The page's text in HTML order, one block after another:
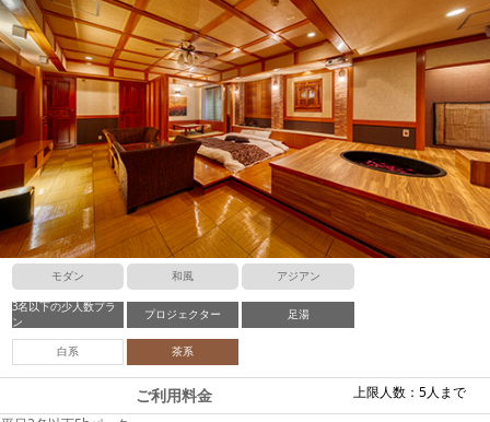
モダン 和風 アジアン
3名以下の少人数プラ
ン
プロジェクター 足湯
白系 茶系
上限人数：5人まで
ご利用料金